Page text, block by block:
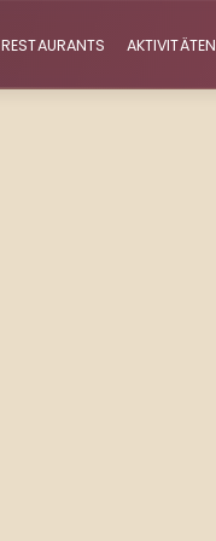
RESTAURANTS AKTIVITÄTEN